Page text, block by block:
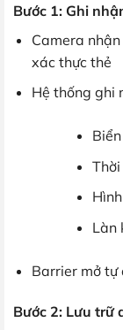
Bước 1: Ghi
Camera
xác thực thẻ
Hệ thống ghi
Làn
Barrier mở tự
Bước 2: Lưu trữ